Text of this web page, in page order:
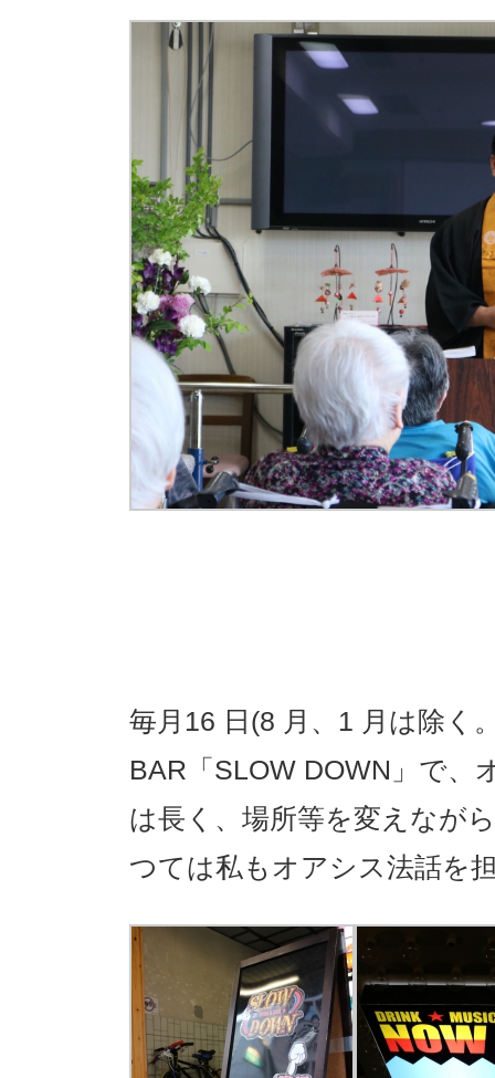
毎月16 日(8 月、1 月は除く
BAR「SLOW DOWN」で、
は長く、場所等を変えなが
つては私もオアシス法話を